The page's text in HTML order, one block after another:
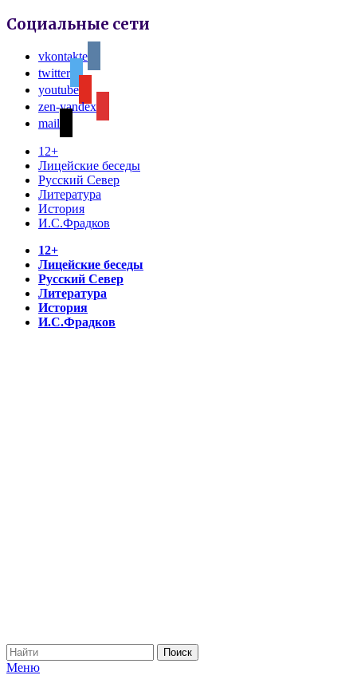
Социальные сети
vkontakte
twitter
youtube
zen-yandex
mail
12+
Лицейские беседы
Русский Север
Литература
История
И.С.Фрадков
12+
Лицейские беседы
Русский Север
Литература
История
И.С.Фрадков
Меню